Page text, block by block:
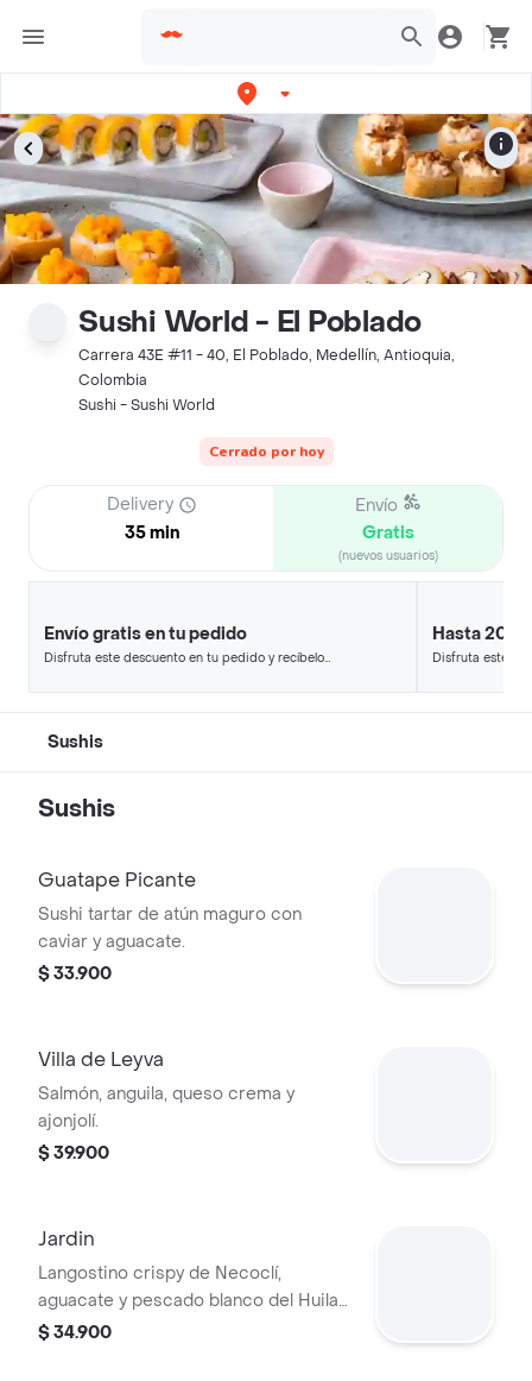
Sushi World - El Poblado
Carrera 43E #11 - 40, El Poblado, Medellín, Antioquia,
Colombia
Sushi - Sushi World
Cerrado por hoy
Delivery
35 min
Envío
Gratis
(nuevos usuarios)
Envío gratis en tu pedido
Disfruta este descuento en tu pedido y recíbelo
Hasta 20%
Disfruta este
Sushis
Sushis
Guatape Picante
Sushi tartar de atún maguro con
caviar y aguacate.
$ 33.900
Villa de Leyva
Salmón, anguila, queso crema y
ajonjolí.
$ 39.900
Jardin
Langostino crispy de Necoclí,
aguacate y pescado blanco del Huila
con leche de tigre y togarashi.
$ 34.900